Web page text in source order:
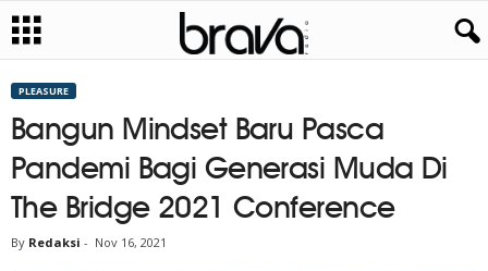
PLEASURE
Bangun Mindset Baru Pasca
Pandemi Bagi Generasi Muda Di
The Bridge 2021 Conference
By Redaksi - Nov 16, 2021